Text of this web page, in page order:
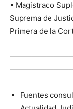
• Magistrado
Suprema de
Primera de la
Fuentes